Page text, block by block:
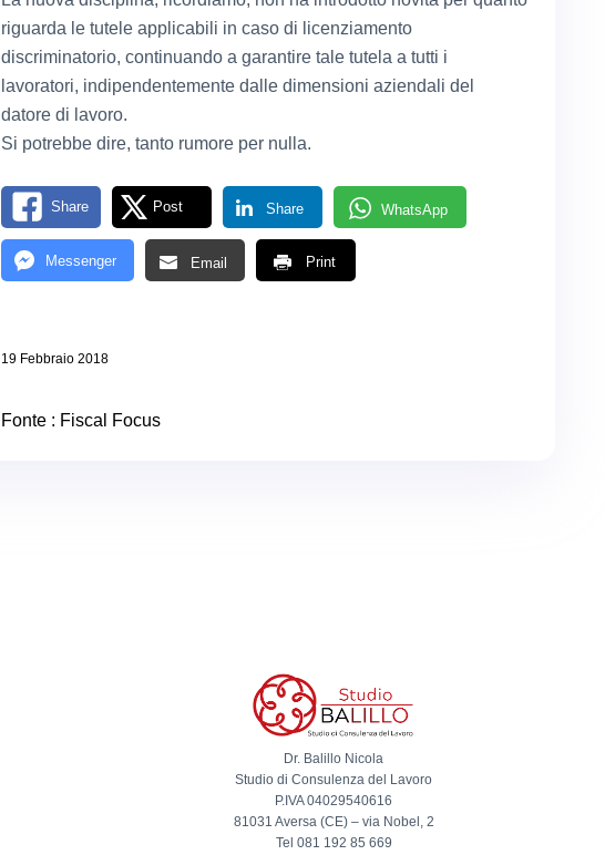
riguarda le tutele applicabili in caso di licenziamento
discriminatorio, continuando a garantire tale tutela a tutti i
lavoratori, indipendentemente dalle dimensioni aziendali del
datore di lavoro.
Si potrebbe dire, tanto rumore per nulla.
Share Post Share WhatsApp
Messenger Email Print
19 Febbraio 2018
Fonte : Fiscal Focus
Dr. Balillo Nicola
Studio di Consulenza del Lavoro
P.IVA 04029540616
81031 Aversa (CE) – via Nobel, 2
Tel 081 192 85 669